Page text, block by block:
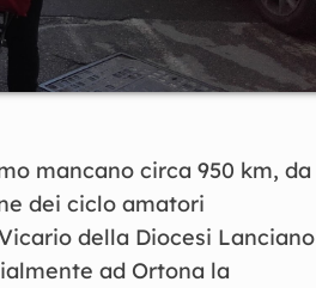
mancano circa 950 km, da
dei ciclo amatori
della Diocesi Lanciano
ad Ortona la